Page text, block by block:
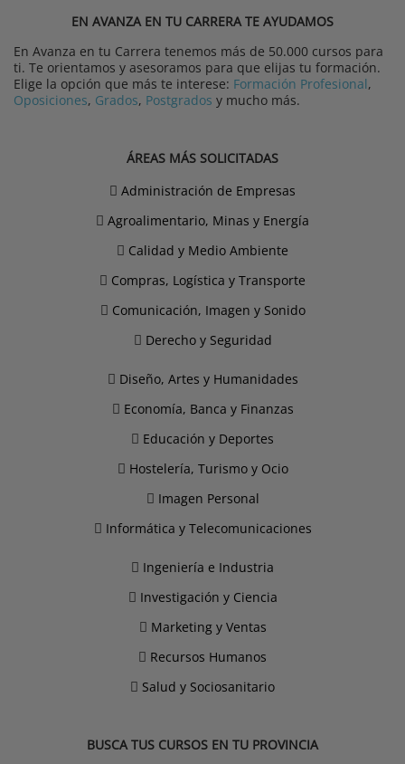
EN AVANZA EN TU CARRERA TE AYUDAMOS
En Avanza en tu Carrera tenemos más de 50.000 cursos para
ti. Te orientamos y asesoramos para que elijas tu formación.
Elige la opción que más te interese: Formación Profesional,
Oposiciones, Grados, Postgrados y mucho más.
ÁREAS MÁS SOLICITADAS
Administración de Empresas
Agroalimentario, Minas y Energía
Calidad y Medio Ambiente
Compras, Logística y Transporte
Comunicación, Imagen y Sonido
Derecho y Seguridad
Diseño, Artes y Humanidades
Economía, Banca y Finanzas
Educación y Deportes
Hostelería, Turismo y Ocio
Imagen Personal
Informática y Telecomunicaciones
Ingeniería e Industria
Investigación y Ciencia
Marketing y Ventas
Recursos Humanos
Salud y Sociosanitario
BUSCA TUS CURSOS EN TU PROVINCIA